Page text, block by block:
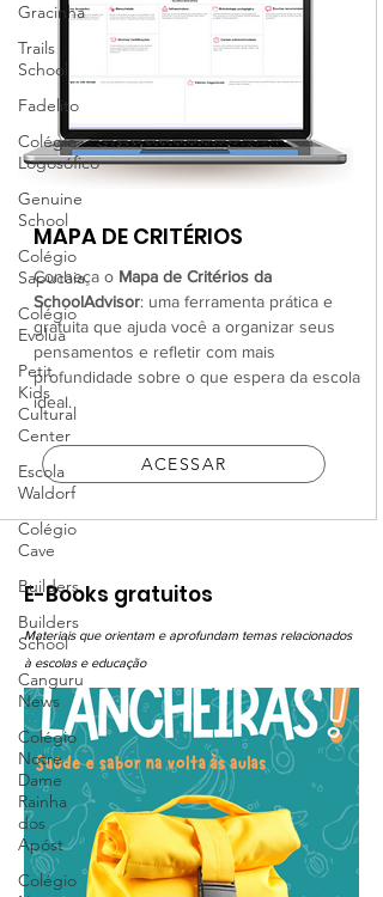
Gracinha
Trails
School
Fadelito
Colégio
Logosófico
Genuine
School
Colégio
Sapucaia
Colégio
Evolua
Petit
Kids
Cultural
Center
Escola
Waldorf
Colégio
Cave
Builders
Builders
School
Canguru
News
Colégio
Notre
Dame
Rainha
dos
Apóst
Colégio
MAPA DE CRITÉRIOS
Conheça o Mapa de Critérios da
SchoolAdvisor: uma ferramenta prática e
gratuita que ajuda você a organizar seus
pensamentos e refletir com mais
profundidade sobre o que espera da escola
ideal.
ACESSAR
E-Books gratuitos
Materiais que orientam e aprofundam temas relacionados
à escolas e educação